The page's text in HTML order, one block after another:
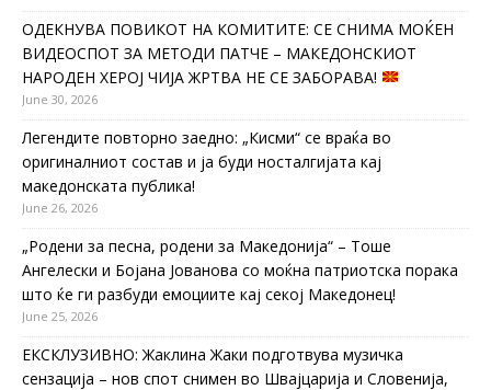
ОДЕКНУВА ПОВИКОТ НА КОМИТИТЕ: СЕ СНИМА МОЌЕН
ВИДЕОСПОТ ЗА МЕТОДИ ПАТЧЕ – МАКЕДОНСКИОТ
НАРОДЕН ХЕРОЈ ЧИЈА ЖРТВА НЕ СЕ ЗАБОРАВА!
June 30, 2026
Легендите повторно заедно: „Кисми“ се враќа во
оригиналниот состав и ја буди носталгијата кај
македонската публика!
June 26, 2026
„Родени за песна, родени за Македонија“ – Тоше
Ангелески и Бојана Јованова со моќна патриотска порака
што ќе ги разбуди емоциите кај секој Македонец!
June 25, 2026
ЕКСКЛУЗИВНО: Жаклина Жаки подготвува музичка
сензација – нов спот снимен во Швајцарија и Словенија,